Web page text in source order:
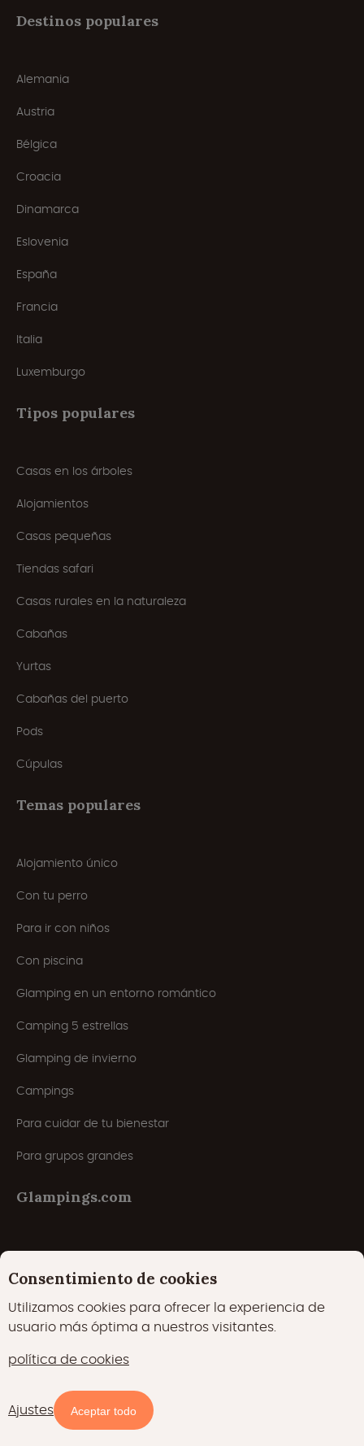
Destinos populares
Alemania
Austria
Bélgica
Croacia
Dinamarca
Eslovenia
España
Francia
Italia
Luxemburgo
Tipos populares
Casas en los árboles
Alojamientos
Casas pequeñas
Tiendas safari
Casas rurales en la naturaleza
Cabañas
Yurtas
Cabañas del puerto
Pods
Cúpulas
Temas populares
Alojamiento único
Con tu perro
Para ir con niños
Con piscina
Glamping en un entorno romántico
Camping 5 estrellas
Glamping de invierno
Campings
Para cuidar de tu bienestar
Para grupos grandes
Glampings.com
Sobre nosotros
Preguntas más frecuentes
Registrar alojamiento
Condiciones generales
Inspiración
Consentimiento de cookies
Utilizamos cookies para ofrecer la experiencia de
usuario más óptima a nuestros visitantes.
política de cookies
Ajustes Aceptar todo